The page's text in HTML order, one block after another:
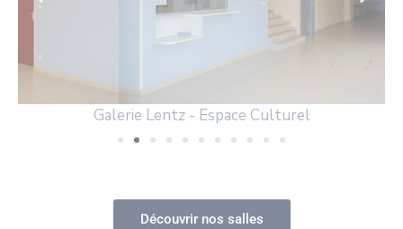
Galerie Lentz - Espace Culturel
Découvrir nos salles